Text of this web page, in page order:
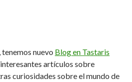
nuevo Blog en Tastaris
artículos sobre
curiosidades sobre el mundo de